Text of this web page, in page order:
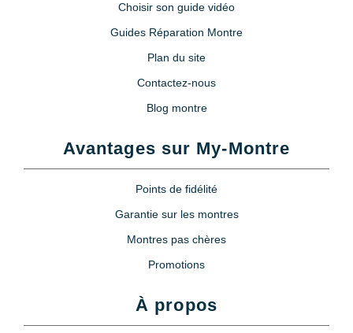
Choisir son guide vidéo
Guides Réparation Montre
Plan du site
Contactez-nous
Blog montre
Avantages sur My-Montre
Points de fidélité
Garantie sur les montres
Montres pas chères
Promotions
À propos